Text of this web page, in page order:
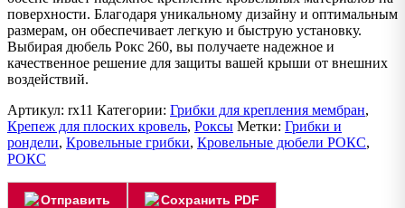
поверхности. Благодаря уникальному дизайну и оптимальным
размерам, он обеспечивает легкую и быструю установку.
Выбирая дюбель Рокс 260, вы получаете надежное и
качественное решение для защиты вашей крыши от внешних
воздействий.
Артикул: rx11 Категории: Грибки для крепления мембран,
Крепеж для плоских кровель, Роксы Метки: Грибки и
рондели, Кровельные грибки, Кровельные дюбели РОКС,
РОКС
Отправить Сохранить PDF